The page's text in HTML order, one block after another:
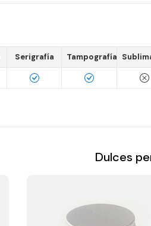
Serigrafía Tampografía
Dulces